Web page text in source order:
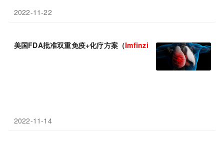
2022-11-22
美国FDA批准双重免疫+化疗方案（Imfinzi +Imjudo+铂类化疗)：
2022-11-14